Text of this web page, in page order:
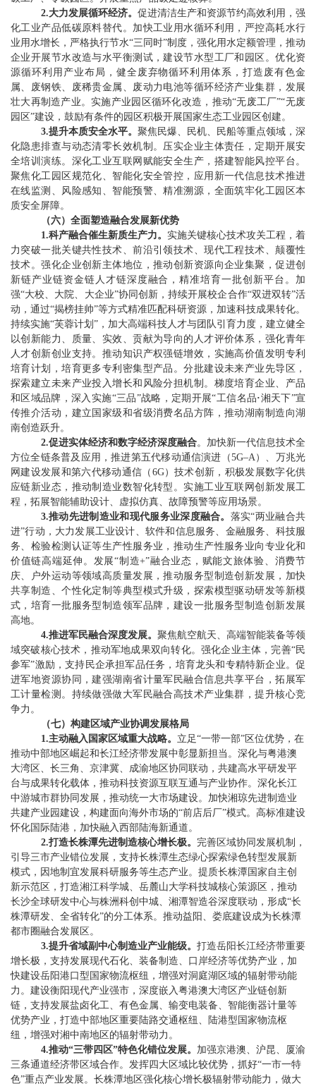
2.大力发展循环经济。 促进清洁生产和资源节约高效利用，强
化工业产品低碳原料替代。加快工业用水循环利用，严控高耗水行
业用水增长，严格执行节水“三同时”制度，强化用水定额管理，推动
企业开展节水改造与水平衡测试，建设节水型工厂和园区。优化资
源循环利用产业布局，健全废弃物循环利用体系，打造废有色金
属、废钢铁、废稀贵金属、废动力电池等循环经济产业集群 ， 发展
壮大再制造产业。实施产业园区循环化改造，推动“无废工厂”“无废
园区”建设 ， 鼓励有条件的园区积极开展国家生态工业园区创建 。
3.提升本质安全水平。 聚焦民爆、民机、
民船等重点领域，深
化隐患排查与动态清零长效机制。压实企业主体责任，定期开展安
全培训演练。深化工业互联网赋能安全生产，搭建智能风控平台。
聚焦化工园区规范化、智能化安全管控，应用新一代信息技术推进
在线监测、风险感知、智能预警、精准溯源，全面筑牢化工园区本
质安全屏障。
（六） 全面塑造融合发展新优势
1.科产融合催生新质生产力。 实施关键核心技术攻关工程，着
力突破一批关键共性技术、前沿引领技术、现代工程技术、颠覆性
技术。强化企业创新主体地位，推动创新资源向企业集聚，促进创
新链产业链资金链人才链深度融合，精准培育一批创新平台。加
强“大校、大院、大企业”协同创新，持续开展校企合作“双进双转”活
动，通过“揭榜挂帅”等方式精准匹配科研资源，加速科技成果转化。
持续实施“芙蓉计划 ” ，加大高端科技人才与团队引育力度，建立健全
以创新能力、质量、实效、贡献为导向的人才评价体系，强化青年
人才创新创业支持。推动知识产权强链增效，实施高价值发明专利
培育计划，培育更多专利密集型产品。分批建设未来产业先导区，
探索建立未来产业投入增长和风险分担机制。梯度培育企业、产品
和区域品牌，深入实施“三品”战略，定期开展“工信名品·湘天下”宣
传推介活动，建立国家级和省级消费名品方阵，推动湖南制造向湖
南创造跃升。
2.促进实体经济和数字经济深度融合。加快新一代信息技术全
方位全链条普及应用，推进第五代移动通信演进（5G–A ）、万兆光
网建设发展和第六代移动通信（ 6G）技术创新，积极发展数字化供
应链新业态，推动制造业数智化转型。实施工业互联网创新发展工
程，拓展智能辅助设计、虚拟仿真、故障预警等应用场景。
3.推动先进制造业和现代服务业深度融合。 落实“两业融合共
进”行动，大力发展工业设计、软件和信息服务、金融服务、科技服
务、检验检测认证等生产性服务业，推动生产性服务业向专业化和
价值链高端延伸。发展“制造+”融合业态，赋能文旅体验、消费节
庆、户外运动等领域高质量发展，推动服务型制造创新发展，加快
共享制造、个性化定制等典型模式升级，探索模型驱动研发等新模
式，培育一批服务型制造领军品牌，建设一批服务型制造创新发展
高地。
4.推进军民融合深度发展。 聚焦航空航天、高端智能装备等领
域突破核心技术，推动军地成果双向转化。强化企业主体，完善“民
参军”激励，支持民企承担军品任务，培育龙头和专精特新企业。促
进军地资源协同，建强湖南省计量军民融合信息共享平台，拓展军
工计量检测。持续做强做大军民融合高技术产业集群，提升核心竞
争力。
（七） 构建区域产业协调发展格局
1.主动融入国家区域重大战略。 立足“一带一部”区位优势，在
推动中部地区崛起和长江经济带发展中彰显新担当。深化与粤港澳
大湾区、长三角、京津冀、成渝地区协同联动，共建高水平研发平
台与成果转化载体，推动科技资源互联互通与产业协作。深化长江
中游城市群协同发展，推动统一大市场建设。加快湘琼先进制造业
共建产业园建设，构建面向海外市场的“前店后厂”模式。高标准建设
怀化国际陆港，加快融入西部陆海新通道。
2.打造长株潭先进制造核心增长极。 完善区域协同发展机制，
引导三市产业错位发展，支持长株潭生态绿心探索绿色转型发展新
模式 ，因地制宜发展科研服务等生态产业 。提质长株潭国家自主创
新示范区，打造湘江科学城、岳麓山大学科技城核心策源区，推动
长沙全球研发中心与株洲科创中城、湘潭智造谷深度联动，形成“长
株潭研发、全省转化”的分工体系。推动益阳、娄底建设成为长株潭
都市圈融合发展区。
3.提升省域副中心制造业产业能级。 打造岳阳长江经济带重要
增长极， 支持发展现代石化、装备制造 、口岸经济等优势产业 ，加
快建设岳阳港口型国家物流枢纽， 增强对洞庭湖区域的辐射带动能
力。建设衡阳现代产业强市， 深度嵌入粤港澳大湾区产业链创新
链， 支持发展盐卤化工 有色金属 输变电装备 智能衡器计量等
优势产业，打造中部地区重要陆路交通枢纽、陆港型国家物流枢
纽，增强对湘中南地区的辐射带动力 。
4.推动“三带四区”特色化错位发展。 加强京港澳、沪昆、厦渝
三条通道经济带区域合作。发挥四大区域比较优势，抓好“一市一特
色”重点产业发展。长株潭地区强化核心增长极辐射带动能力 ，做大